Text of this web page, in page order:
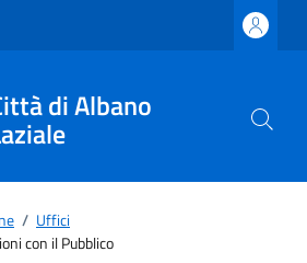
di Albano
/ Uffici
con il Pubblico